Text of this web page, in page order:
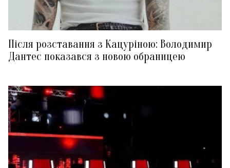
Після розставання з Кацуріною: Володимир
Дантес показався з новою обраницею